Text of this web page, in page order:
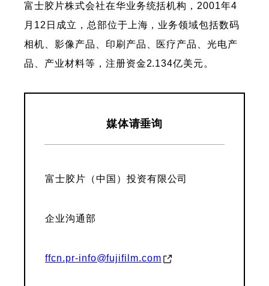
富士胶片株式会社在华业务统括机构，2001年4
月12日成立，总部位于上海，业务领域包括数码
相机、影像产品、印刷产品、医疗产品、光电产
品、产业材料等，注册资金2.134亿美元。
媒体请垂询
富士胶片（中国）投资有限公司
企业沟通部
ffcn.pr-info@fujifilm.com